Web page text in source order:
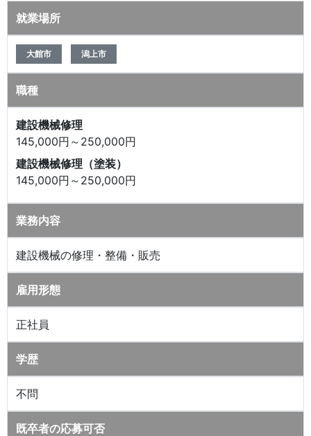
就業場所
大館市 潟上市
職種
建設機械修理
145,000円～250,000円
建設機械修理（塗装）
145,000円～250,000円
業務内容
建設機械の修理・整備・販売
雇用形態
正社員
学歴
不問
既卒者の応募可否